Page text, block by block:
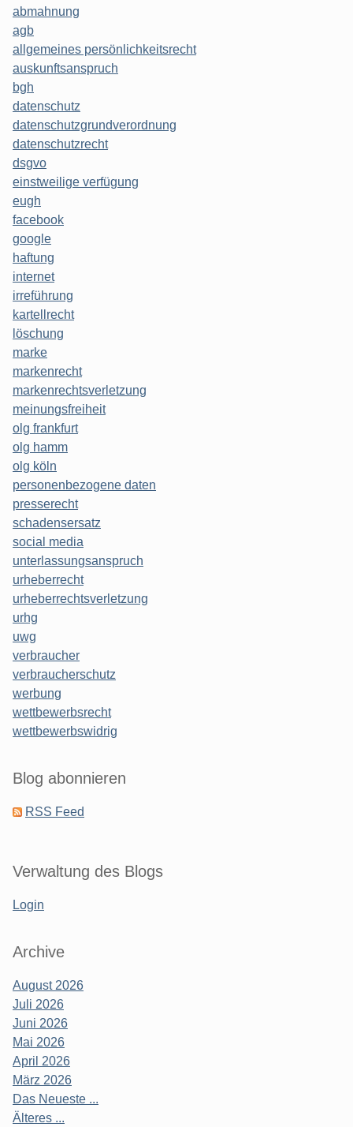
abmahnung
agb
allgemeines persönlichkeitsrecht
auskunftsanspruch
bgh
datenschutz
datenschutzgrundverordnung
datenschutzrecht
dsgvo
einstweilige verfügung
eugh
facebook
google
haftung
internet
irreführung
kartellrecht
löschung
marke
markenrecht
markenrechtsverletzung
meinungsfreiheit
olg frankfurt
olg hamm
olg köln
personenbezogene daten
presserecht
schadensersatz
social media
unterlassungsanspruch
urheberrecht
urheberrechtsverletzung
urhg
uwg
verbraucher
verbraucherschutz
werbung
wettbewerbsrecht
wettbewerbswidrig
Blog abonnieren
RSS Feed
Verwaltung des Blogs
Login
Archive
August 2026
Juli 2026
Juni 2026
Mai 2026
April 2026
März 2026
Das Neueste ...
Älteres ...